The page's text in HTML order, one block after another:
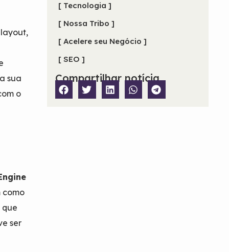
sua
o
como
que
ser
[ Tecnologia ]
[ Nossa Tribo ]
[ Acelere seu Negócio ]
[ SEO ]
Compartilhar notícia